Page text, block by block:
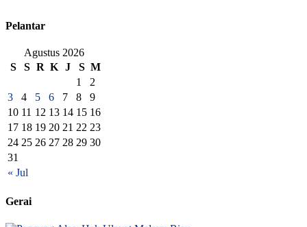
Pelantar
Agustus 2026
S
S R K J S M
« Jul
1
2
3
4 5 6 7 8
9
10 11 12 13 14 15 16
17 18 19 20 21 22 23
24 25 26 27 28 29 30
31
Gerai